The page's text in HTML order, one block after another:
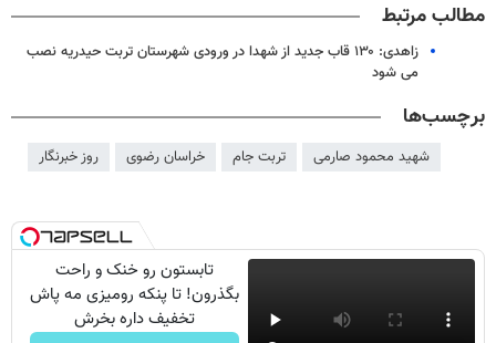
مطالب مرتبط
زاهدی: ۱۳۰ قاب جدید از شهدا در ورودی شهرستان تربت حیدریه نصب
می شود
برچسب‌ها
شهید محمود صارمی تربت جام خراسان رضوی روز خبرنگار
تابستون رو خنک و راحت
بگذرون! تا پنکه رومیزی مه پاش
تخفیف داره بخرش